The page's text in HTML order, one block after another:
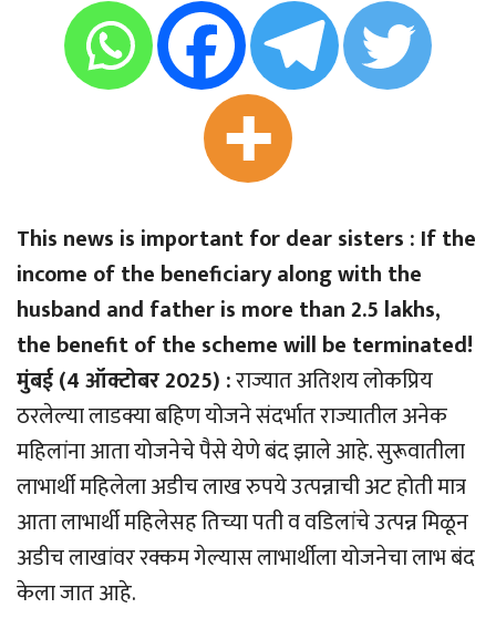
This news is important for dear sisters : If the
income of the beneficiary along with the
husband and father is more than 2.5 lakhs,
the benefit of the scheme will be terminated!
मुंबई (4 ऑक्टोबर 2025) :राज्यात अतिशय लोकप्रिय
ठरलेल्या लाडक्या बहिण योजने संदर्भात राज्यातील अनेक
महिलांना आता योजनेचे पैसे येणे बंद झाले आहे. सुरूवातीला
लाभार्थी महिलेला अडीच लाख रुपये उत्पन्नाची अट होती मात्र
आता लाभार्थी महिलेसह तिच्या पती व वडिलांचे उत्पन्न मिळून
अडीच लाखांवर रक्कम गेल्यास लाभार्थीला योजनेचा लाभ बंद
केला जात आहे.